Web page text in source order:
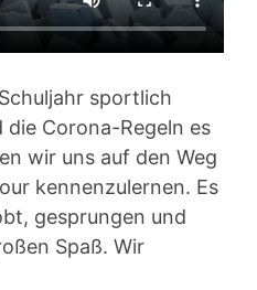
sportlich
Corona-Regeln es
wir uns auf den Weg
kennenzulernen. Es
gesprungen und
Spaß. Wir